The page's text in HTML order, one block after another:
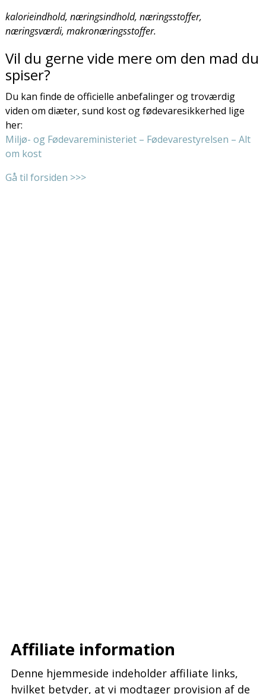
kalorieindhold, næringsindhold, næringsstoffer,
næringsværdi, makronæringsstoffer.
Vil du gerne vide mere om den mad du
spiser?
Du kan finde de officielle anbefalinger og troværdig
viden om diæter, sund kost og fødevaresikkerhed lige
her:
Miljø- og Fødevareministeriet – Fødevarestyrelsen – Alt
om kost
Gå til forsiden >>>
Affiliate information
Denne hjemmeside indeholder affiliate links,
hvilket betyder, at vi modtager provision af de